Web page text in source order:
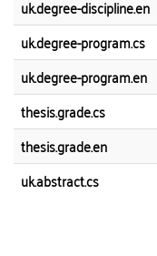
uk.degree-discipline.en
uk.degree-program.cs
uk.degree-program.en
thesis.grade.cs
thesis.grade.en
uk.abstract.cs